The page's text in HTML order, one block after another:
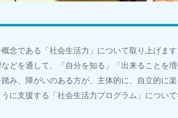
念である「社会生活力」について取り上げま
どを通して、「自分を知る」「出来ることを
み、障がいのある方が、主体的に、自立的に
に支援する「社会生活力プログラム」につい